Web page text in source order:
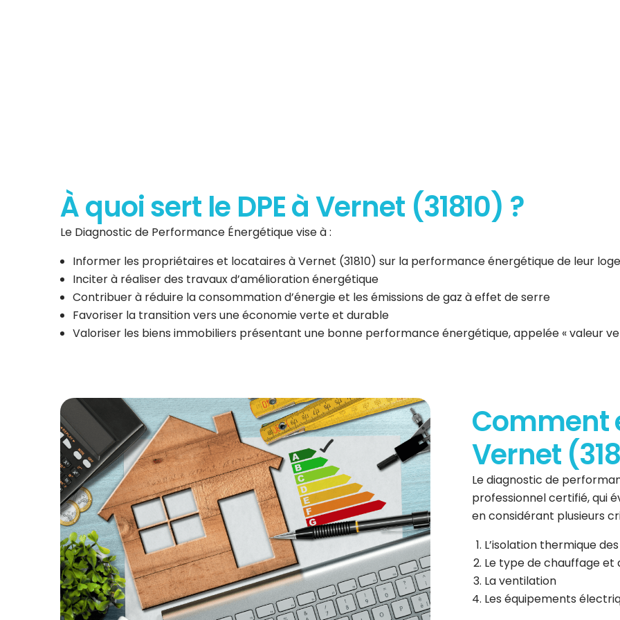
À quoi sert le DPE à Vernet (31810) ?
Le Diagnostic de Performance Énergétique vise à :
Informer les propriétaires et locataires à Vernet (31810) sur la performance énergétique de leur
Inciter à réaliser des travaux d’amélioration énergétique
Contribuer à réduire la consommation d’énergie et les émissions de gaz à effet de serre
Favoriser la transition vers une économie verte et durable
Valoriser les biens immobiliers présentant une bonne performance énergétique, appelée « valeur
Comment
Vernet
Le diagnostic de
professionnel certifié, qui
en considérant plusieurs
L’isolation thermique
Le type de chauffage et
La ventilation
Les équipements